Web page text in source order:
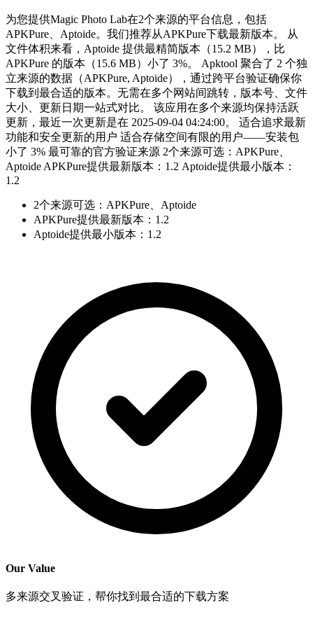
为您提供Magic Photo Lab在2个来源的平台信息，包括
APKPure、Aptoide。我们推荐从APKPure下载最新版本。 从
文件体积来看，Aptoide 提供最精简版本（15.2 MB），比
APKPure 的版本（15.6 MB）小了 3%。 Apktool 聚合了 2 个独
立来源的数据（APKPure, Aptoide），通过跨平台验证确保你
下载到最合适的版本。无需在多个网站间跳转，版本号、文件
大小、更新日期一站式对比。 该应用在多个来源均保持活跃
更新，最近一次更新是在 2025-09-04 04:24:00。 适合追求最新
功能和安全更新的用户 适合存储空间有限的用户——安装包
小了 3% 最可靠的官方验证来源 2个来源可选：APKPure、
Aptoide APKPure提供最新版本：1.2 Aptoide提供最小版本：
1.2
2个来源可选：APKPure、Aptoide
APKPure提供最新版本：1.2
Aptoide提供最小版本：1.2
Our Value
多来源交叉验证，帮你找到最合适的下载方案